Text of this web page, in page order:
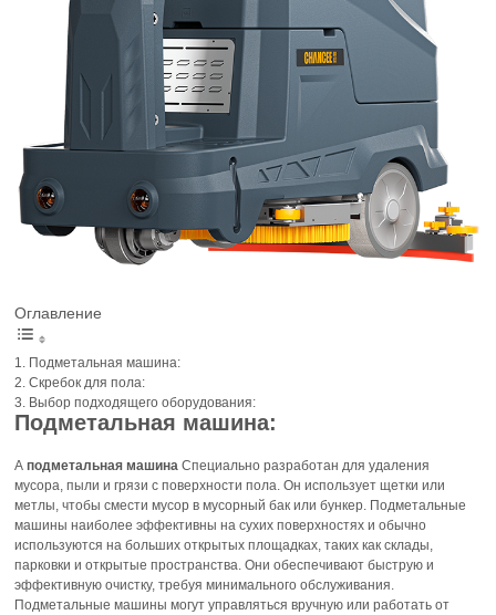
Оглавление
Подметальная машина:
Скребок для пола:
Выбор подходящего оборудования:
Подметальная машина:
Аподметальная машина Специально разработан для удаления
мусора, пыли и грязи с поверхности пола. Он использует щетки или
метлы, чтобы смести мусор в мусорный бак или бункер. Подметальные
машины наиболее эффективны на сухих поверхностях и обычно
используются на больших открытых площадках, таких как склады,
парковки и открытые пространства. Они обеспечивают быструю и
эффективную очистку, требуя минимального обслуживания.
Подметальные машины могут управляться вручную или работать от